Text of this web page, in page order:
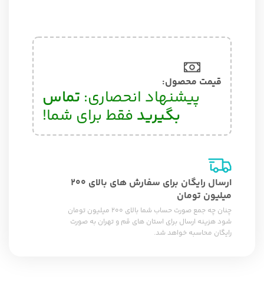
قیمت محصول:​
پیشنهاد انحصاری: تماس
بگیرید فقط برای شما!
ارسال رایگان برای سفارش های بالای 200
میلیون تومان
چنان چه جمع صورت حساب شما بالای 200 میلیون تومان
شود هزینه ارسال برای استان های قم و تهران به صورت
رایگان محاسبه خواهد شد.